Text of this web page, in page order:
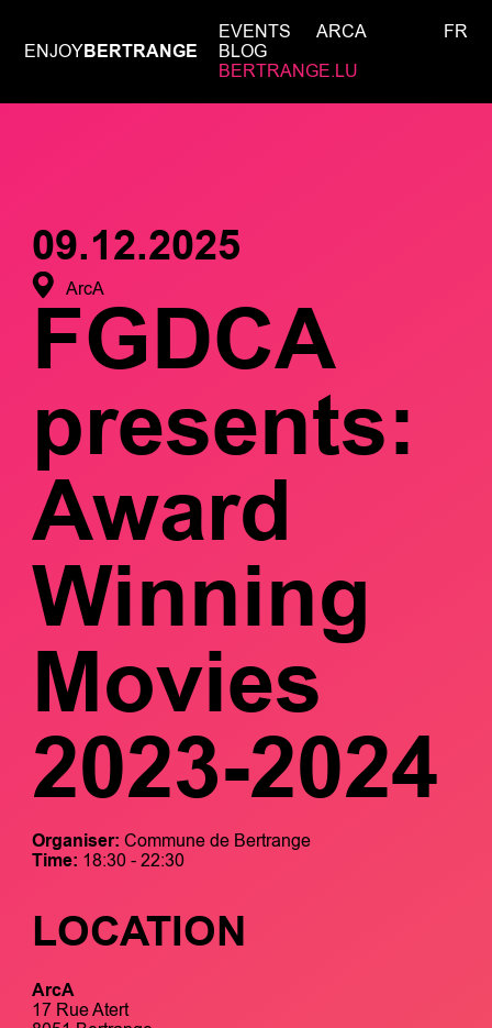
ENJOYBERTRANGE
EVENTS
ARCA
BLOG
BERTRANGE.LU
FR
09.12.2025
ArcA
FGDCA
presents:
Award
Winning
Movies
2023-2024
Organiser: Commune de Bertrange
Time: 18:30 - 22:30
LOCATION
ArcA
17 Rue Atert